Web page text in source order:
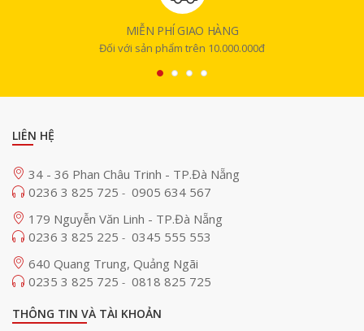
MIỄN PHÍ GIAO HÀNG
Đối với sản phẩm trên 10.000.000đ
LIÊN HỆ
34 - 36 Phan Châu Trinh - TP.Đà Nẵng
0236 3 825 725 - 0905 634 567
179 Nguyễn Văn Linh - TP.Đà Nẵng
0236 3 825 225 - 0345 555 553
640 Quang Trung, Quảng Ngãi
0235 3 825 725 - 0818 825 725
THÔNG TIN VÀ TÀI KHOẢN